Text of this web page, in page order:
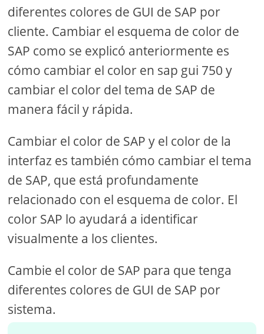
diferentes colores de GUI de SAP por
cliente. Cambiar el esquema de color de
SAP como se explicó anteriormente es
cómo cambiar el color en sap gui 750 y
cambiar el color del tema de SAP de
manera fácil y rápida.
Cambiar el color de SAP y el color de la
interfaz es también cómo cambiar el tema
de SAP, que está profundamente
relacionado con el esquema de color. El
color SAP lo ayudará a identificar
visualmente a los clientes.
Cambie el color de SAP para que tenga
diferentes colores de GUI de SAP por
sistema.